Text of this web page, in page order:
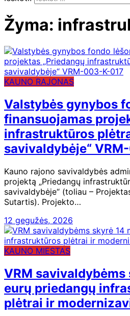
Žyma:
KAUNO RAJONAS
Valstybės gynybos
finansuojamas
infrastruktūros
savivaldybėje“
Kauno rajono savivaldybės
projektą „Priedangų
savivaldybėje“ (toliau –
Sutartis). Projekto…
12 gegužės, 2026
KAUNO MIESTAS
VRM savivaldybėms
eurų priedangų
plėtrai ir